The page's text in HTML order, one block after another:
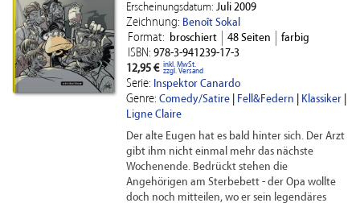
Erscheinungsdatum: Juli 2009
Zeichnung: Benoît Sokal
Format: broschiert 48 Seiten farbig
ISBN: 978-3-941239-17-3
12,95 € inkl. MwSt.
zzgl. Versand
Serie: Inspektor Canardo
Genre: Comedy/Satire| Fell&Federn Klassiker|
Ligne Claire
Der alte Eugen hat es bald hinter sich. Der Arzt
gibt ihm nicht einmal mehr das nächste
Wochenende. Bedrückt stehen die
Angehörigen am Sterbebett - der Opa wollte
doch noch mitteilen, wo er sein legendäres